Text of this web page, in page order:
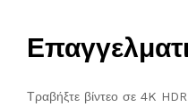
Τραβήξτε βίντεο σε 4K